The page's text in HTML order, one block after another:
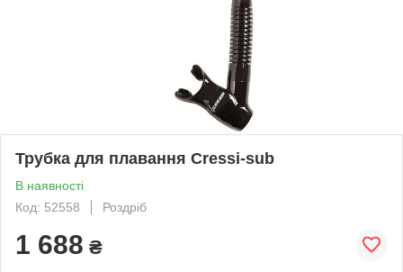
Трубка для плавання Cressi-sub
В наявності
Код: 52558
Роздріб
1 688 ₴